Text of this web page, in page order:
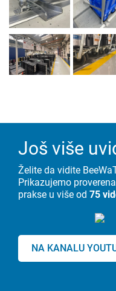
Još više
Želite da vidite
Prikazujemo
prakse u više od 75
NA KANALU